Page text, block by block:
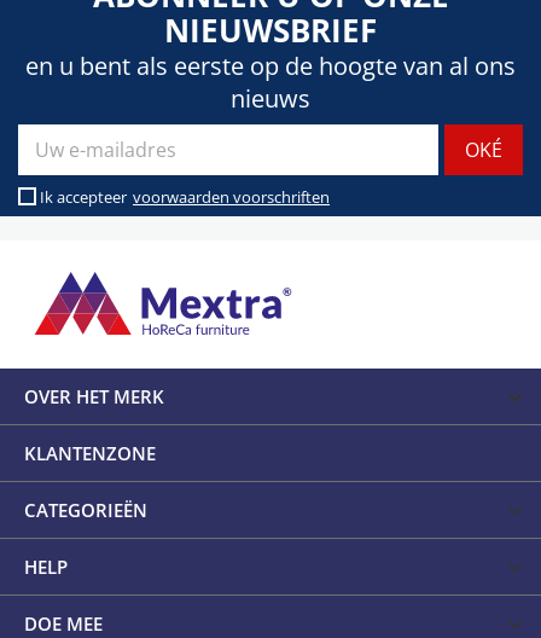
NIEUWSBRIEF
en u bent als eerste op de hoogte van al ons
nieuws
Ik accepteer voorwaarden voorschriften
OVER HET MERK
KLANTENZONE
CATEGORIEËN
HELP
DOE MEE